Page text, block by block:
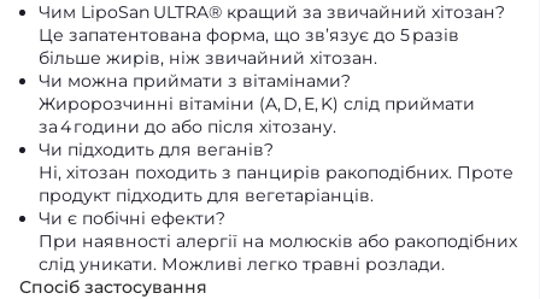
Чим LipoSan ULTRA® кращий за звичайний хітозан?
Це запатентована форма, що зв’язує до 5 разів
більше жирів, ніж звичайний хітозан.
Чи можна приймати з вітамінами?
Жиророзчинні вітаміни (A, D, E, K) слід приймати
за 4 години до або після хітозану.
Чи підходить для веганів?
Ні, хітозан походить з панцирів ракоподібних. Проте
продукт підходить для вегетаріанців.
Чи є побічні ефекти?
При наявності алергії на молюсків або ракоподібних
слід уникати. Можливі легко травні розлади.
Спосіб застосування